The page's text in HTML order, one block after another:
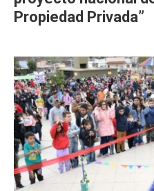
Propiedad Privada”